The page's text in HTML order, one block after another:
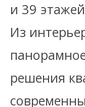
и 39
Из
решения